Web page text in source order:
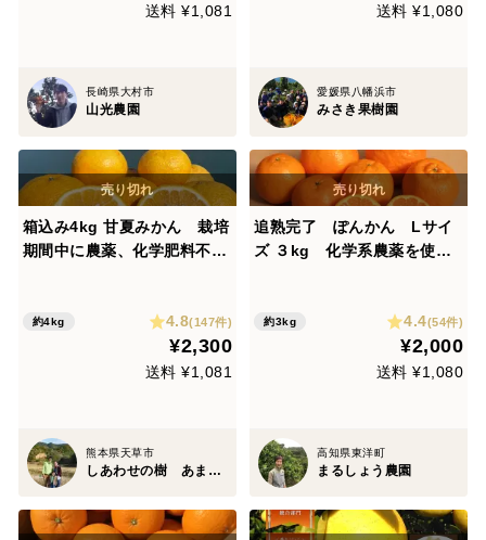
送料 ¥1,081
長崎県大村市
山光農園
送料 ¥1,080
愛媛県八幡浜市
みさき果樹園
箱込み4kg 甘夏みかん 栽培
期間中に農薬、化学肥料不使
約4kg 4.8(147件)
¥2,300
送料 ¥1,081
熊本県天草市
しあわせの樹 あまくさ
追熟完了 ぽんかん Lサイ
ズ ３kg 化学系農薬を使用
約3kg 4.4(54件)
¥2,000
送料 ¥1,080
高知県東洋町
まるしょう農園